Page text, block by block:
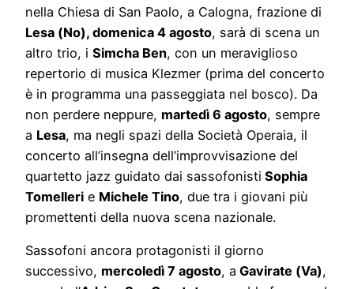
nella Chiesa di San Paolo, a Calogna, frazione di
Lesa (No), domenica 4 agosto, sarà di scena un
altro trio, i Simcha Ben, con un meraviglioso
repertorio di musica Klezmer (prima del concerto
è in programma una passeggiata nel bosco). Da
non perdere neppure, martedì 6 agosto, sempre
a Lesa, ma negli spazi della Società Operaia, il
concerto all’insegna dell’improvvisazione del
quartetto jazz guidato dai sassofonisti Sophia
Tomelleri e Michele Tino, due tra i giovani più
promettenti della nuova scena nazionale.
Sassofoni ancora protagonisti il giorno
successivo, mercoledì 7 agosto, a Gavirate (Va),